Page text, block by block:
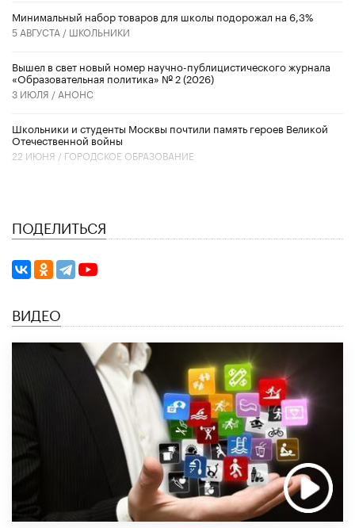
Минимальный набор товаров для школы подорожал на 6,3%
5 АВГУСТА / ШКОЛЬНИКИ
Вышел в свет новый номер научно-публицистического журнала
«Образовательная политика» № 2 (2026)
3 ИЮЛЯ / АНОНС
Школьники и студенты Москвы почтили память героев Великой
Отечественной войны
22 ИЮНЯ / ГОРОДСКОЕ ОБРАЗОВАНИЕ
ПОДЕЛИТЬСЯ
ВИДЕО